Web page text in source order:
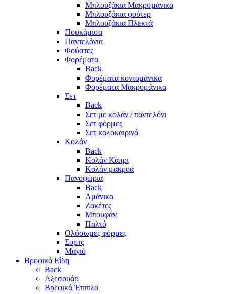
Μπλουζάκια Μακρυμάνικα
Μπλουζάκια φούτερ
Μπλουζάκια Πλεκτά
Πουκάμισα
Παντελόνια
Φούστες
Φορέματα
Back
Φορέματα κοντομάνικα
Φορέματα Μακρυμάνικα
Σετ
Back
Σετ με κολάν / παντελόνι
Σετ φόρμες
Σετ καλοκαιρινά
Κολάν
Back
Κολάν Κάπρι
Κολάν μακρυά
Πανοφώρια
Back
Αμάνικα
Ζακέτες
Μπουφάν
Παλτό
Ολόσωμες φόρμες
Σορτς
Μαγιό
Βρεφικά Είδη
Back
Αξεσουάρ
Βρεφικά Έπιπλα